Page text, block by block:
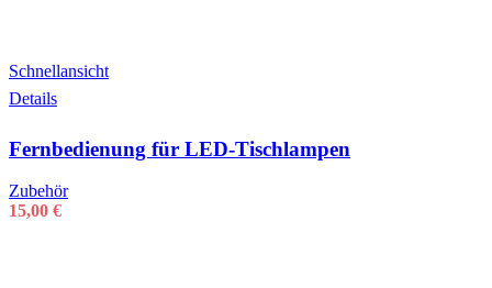
Schnellansicht
Details
Fernbedienung für LED-Tischlampen
Zubehör
15,00 €